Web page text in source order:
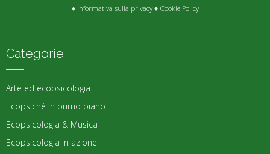
♦ Informativa sulla privacy♦ Cookie Policy
Categorie
Arte ed ecopsicologia
Ecopsiché in primo piano
Ecopsicologia & Musica
Ecopsicologia in azione